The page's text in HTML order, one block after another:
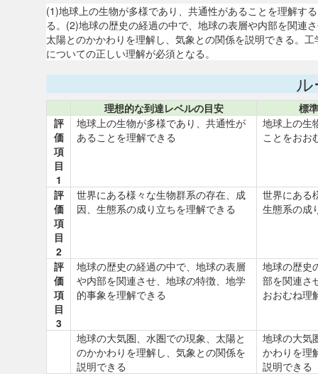
(1)地球上の生物が多様であり、共通性があることを理解す
る。(2)地球の歴史の経過の中で、地球の表層や内部を関連
太陽とのかかわりを理解し、気象との関係を説明できる。
についての正しい理解が必須となる。
理想的な到達レベルの目安
標
評
価
項
目
1
地球上の生物が多様であり、共通性が
あることを理解できる
地球上の生
ことをおお
評
価
項
目
2
世界にある様々な生物群系の存在、成
因、生態系の成り立ちを理解できる
世界にある
生態系の成
評
価
項
目
3
地球の歴史の経過の中で、地球の表層
や内部を関連させ、地球の特徴、地学
的事象を理解できる
地球の歴史
部を関連さ
おおむね理
地球の大気圏、水圏での現象、太陽と
のかかわりを理解し、気象との関係を
説明できる
地球の大気
かわりを理
説明できる